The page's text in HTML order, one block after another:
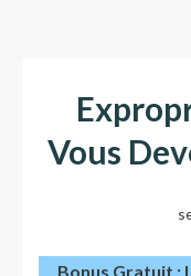
Vous
Bonus Gratuit :